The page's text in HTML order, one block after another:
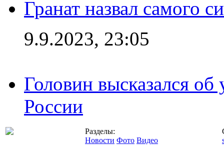
Гранат назвал самого
9.9.2023, 23:05
Головин высказался
России
Разделы:
Новости Фото Видео